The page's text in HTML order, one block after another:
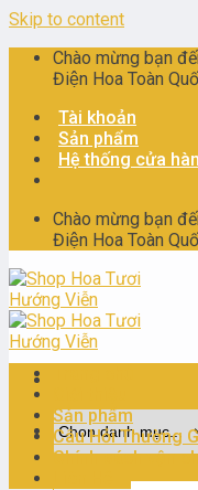
Skip to content
Chào mừng bạn
Điện Hoa Toàn
Tài khoản
Sản phẩm
Hệ thống cửa
Chào mừng bạn
Điện Hoa Toàn
Sản phẩm
Câu Hỏi Thường
Chính sách vận